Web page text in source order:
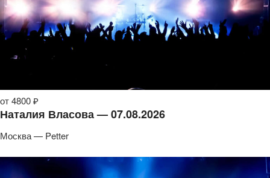
от 4800 ₽
Наталия Власова — 07.08.2026
Москва — Petter